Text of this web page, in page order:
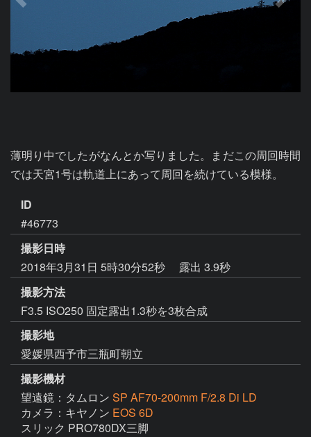
薄明り中でしたがなんとか写りました。まだこの周回時間
では天宮1号は軌道上にあって周回を続けている模様。
ID
#46773
撮影日時
2018年3月31日 5時30分52秒
露出 3.9秒
撮影方法
F3.5 ISO250 固定露出1.3秒を3枚合成
撮影地
愛媛県西予市三瓶町朝立
撮影機材
望遠鏡：タムロン SP AF70-200mm F/2.8 Di LD
カメラ：キヤノン EOS 6D
スリック PRO780DX三脚